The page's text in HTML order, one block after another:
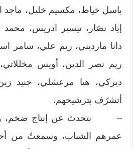
باسل خياط، مكسيم خليل، ماجد
إياد نصّار، تيسير ادريس،
دانا مارديني، ريم علي، سامر
ريم نصر الدين، أويس
ديركي، هيا مرعشلي، جنيد
أتشرّف بترشيحهم.
– نتحدث عن إنتاج ضخم،
عمرهم الشباب، وسمعتُ من